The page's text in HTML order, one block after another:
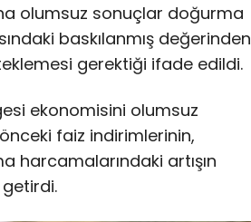
olumsuz sonuçlar doğurma
baskılanmış değerinden
gerektiği ifade edildi.
ekonomisini olumsuz
önceki faiz indirimlerinin,
harcamalarındaki artışın